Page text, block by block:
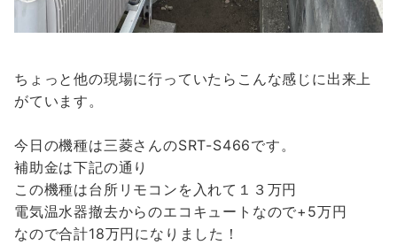
ちょっと他の現場に行っていたらこんな感じに出来上
がています。
今日の機種は三菱さんのSRT-S466です。
補助金は下記の通り
この機種は台所リモコンを入れて１３万円
電気温水器撤去からのエコキュートなので+5万円
なので合計18万円になりました！